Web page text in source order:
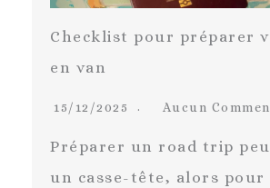
Checklist pour préparer
en van
15/12/2025 Aucun
Préparer un road trip
un casse-tête, alors pour